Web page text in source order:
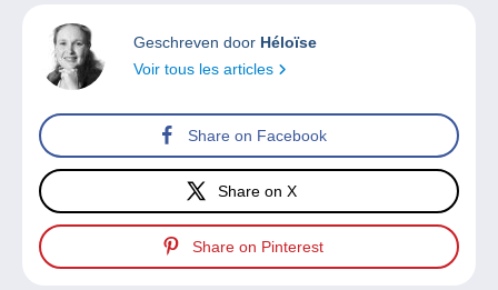
Geschreven door Héloïse
Voir tous les articles
Share on Facebook
Share on X
Share on Pinterest